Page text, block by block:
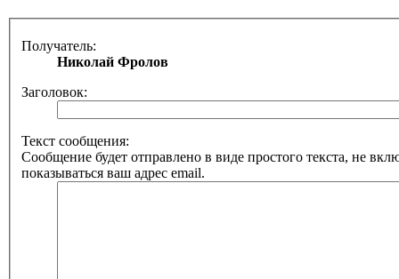
Получатель:
Николай Фролов
Заголовок:
Текст сообщения:
Сообщение будет отправлено в виде простого текста, не
показываться ваш адрес email.